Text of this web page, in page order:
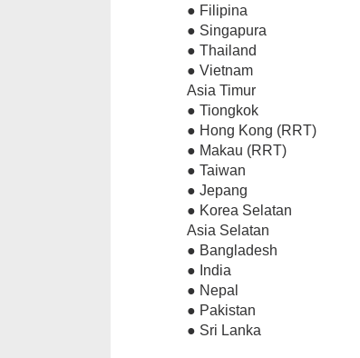
● Filipina
● Singapura
● Thailand
● Vietnam
Asia Timur
● Tiongkok
● Hong Kong (RRT)
● Makau (RRT)
● Taiwan
● Jepang
● Korea Selatan
Asia Selatan
● Bangladesh
● India
● Nepal
● Pakistan
● Sri Lanka